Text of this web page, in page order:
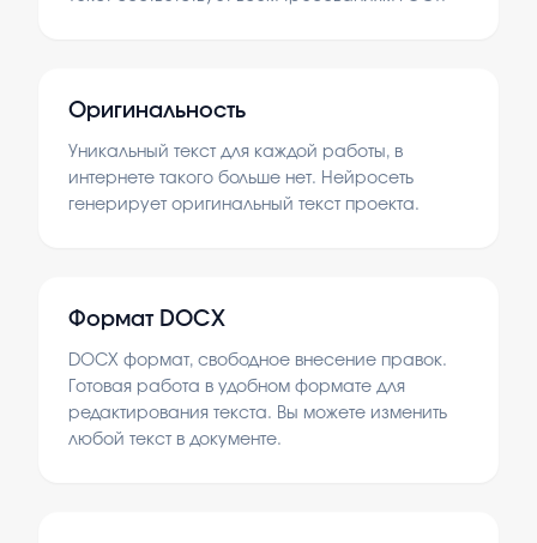
Оригинальность
Уникальный текст для каждой работы, в
интернете такого больше нет. Нейросеть
генерирует оригинальный текст проекта.
Формат DOCX
DOCX формат, свободное внесение правок.
Готовая работа в удобном формате для
редактирования текста. Вы можете изменить
любой текст в документе.